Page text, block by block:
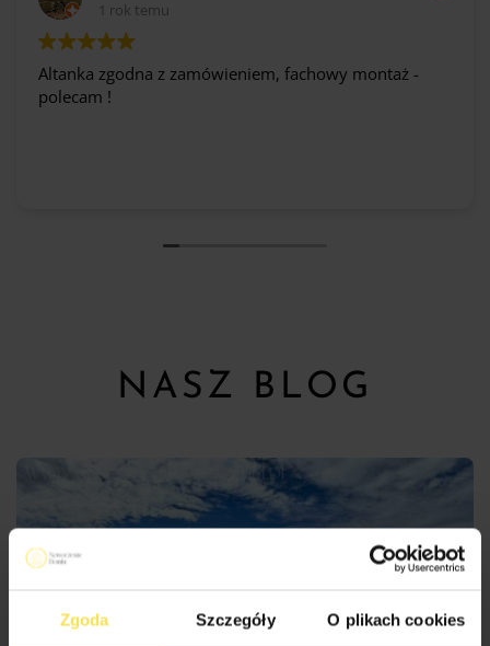
Zgoda Szczegóły O plikach cookies
1 rok temu
Altanka zgodna z zamówieniem, fachowy montaż -
polecam !
NASZ BLOG